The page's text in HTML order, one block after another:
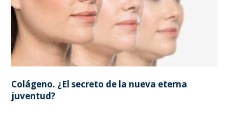
Colágeno. ¿El secreto de la nueva eterna
juventud?